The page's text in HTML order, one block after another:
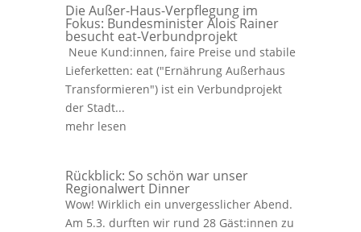
Die Außer-Haus-Verpflegung im
Fokus: Bundesminister Alois Rainer
besucht eat-Verbundprojekt
Neue Kund:innen, faire Preise und stabile
Lieferketten: eat ("Ernährung Außerhaus
Transformieren") ist ein Verbundprojekt
der Stadt...
mehr lesen
Rückblick: So schön war unser
Regionalwert Dinner
Wow! Wirklich ein unvergesslicher Abend.
Am 5.3. durften wir rund 28 Gäst:innen zu